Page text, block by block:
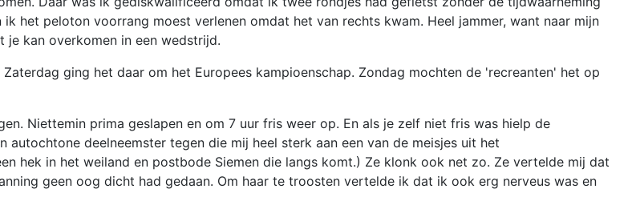
het peloton voorrang moest verlenen omdat het van rechts kwam. Heel jammer, want naar mijn
kan overkomen in een wedstrijd.
ging het daar om het Europees kampioenschap. Zondag mochten de 'recreanten' het op
Niettemin prima geslapen en om 7 uur fris weer op. En als je zelf niet fris was hielp de
deelneemster tegen die mij heel sterk aan een van de meisjes uit het
hek in het weiland en postbode Siemen die langs komt.) Ze klonk ook net zo. Ze vertelde mij dat
geen oog dicht had gedaan. Om haar te troosten vertelde ik dat ik ook erg nerveus was en